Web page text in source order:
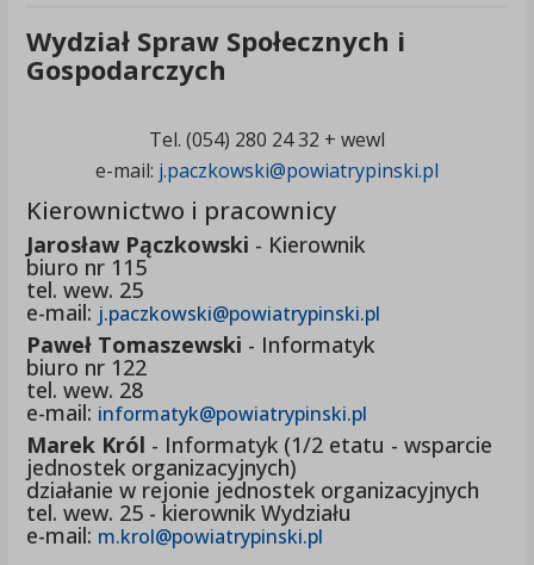
Wydział Spraw Społecznych i
Gospodarczych
Tel. (054) 280 24 32 + wewl
e-mail: j.paczkowski@powiatrypinski.pl
Kierownictwo i pracownicy
Jarosław Pączkowski - Kierownik
biuro nr 115
tel. wew. 25
e-mail: j.paczkowski@powiatrypinski.pl
Paweł Tomaszewski - Informatyk
biuro nr 122
tel. wew. 28
e-mail: informatyk@powiatrypinski.pl
Marek Król - Informatyk (1/2 etatu - wsparcie
jednostek organizacyjnych)
działanie w rejonie jednostek organizacyjnych
tel. wew. 25 - kierownik Wydziału
e-mail: m.krol@powiatrypinski.pl